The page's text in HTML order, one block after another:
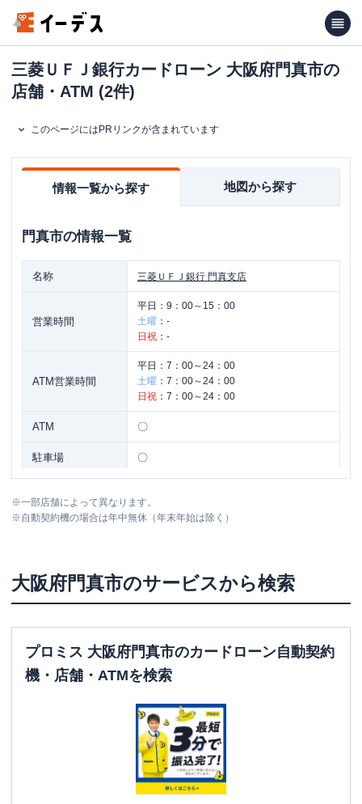
三菱ＵＦＪ銀行カードローン 大阪府門真市の
店舗・ATM (2件)
このページにはPRリンクが含まれています
情報一覧から探す 地図から探す
門真市の情報一覧
名称 三菱ＵＦＪ銀行 門真支店
営業時間
平日： 9：00～15：00
土曜 ： -
日祝 ： -
ATM営業時間
平日： 7：00～24：00
土曜 ： 7：00～24：00
日祝 ： 7：00～24：00
ATM 〇
駐車場 〇
営業時間
土曜：-
日祝
ATM営業時間
平日：4：00～24：00
日祝： 4：00～24：00
〇
〇
大阪府門真市野里町６－２
※一部店舗によって異なります。
※自動契約機の場合は年中無休（年末年始は除く）
大阪府門真市のサービスから検索
プロミス 大阪府門真市のカードローン自動契約
機・店舗・ATMを検索